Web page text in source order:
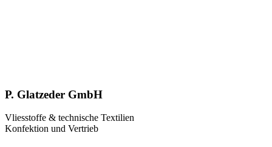
P. Glatzeder GmbH
Vliesstoffe & technische Textilien
Konfektion und Vertrieb